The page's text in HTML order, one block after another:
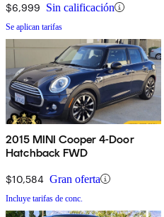
$6,999 Sin calificación
Se aplican tarifas
2015 MINI Cooper 4-Door
Hatchback FWD
$10,584 Gran oferta
Incluye tarifas de conc.